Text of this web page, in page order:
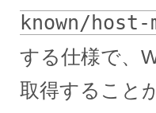
known/host-
する仕様で、
取得すること